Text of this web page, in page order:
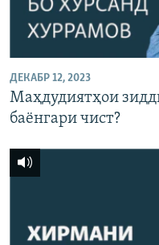
ДЕКАБР 12, 2023
Маҳдудиятҳои
баёнгари чист?